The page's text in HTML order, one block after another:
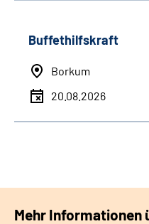
Buffethilfskraft
Borkum
20.08.2026
Mehr Informationen